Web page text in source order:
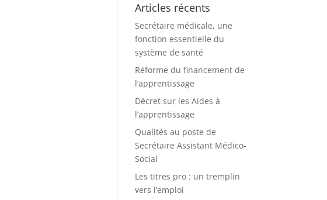
Articles récents
Secrétaire médicale, une
fonction essentielle du
système de santé
Réforme du financement de
l’apprentissage
Décret sur les Aides à
l’apprentissage
Qualités au poste de
Secrétaire Assistant Médico-
Social
Les titres pro : un tremplin
vers l’emploi